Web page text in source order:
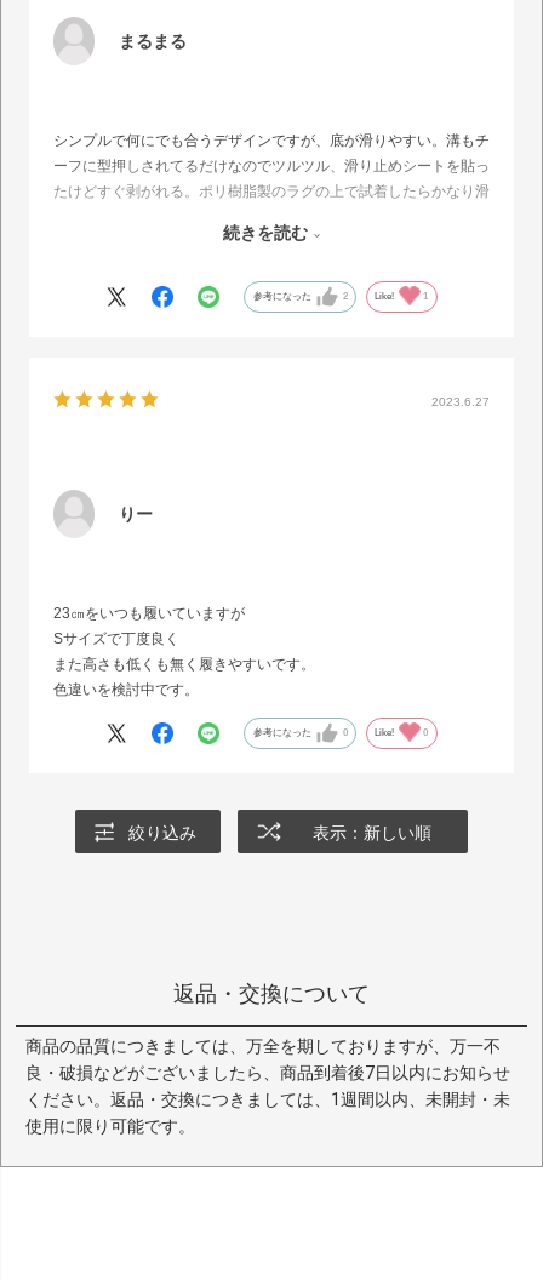
まるまる
シンプルで何にでも合うデザインですが、底が滑りやすい。溝もチ
ーフに型押しされてるだけなのでツルツル、滑り止めシートを貼っ
たけどすぐ剥がれる。ポリ樹脂製のラグの上で試着したらかなり滑
いてない。サンダルは23?23.5センチのサイズを履いているが、甲
作りです。
続きを読む
参考になった 2 Like! 1
2023.6.27
りー
23㎝をいつも履いていますが
Sサイズで丁度良く
また高さも低くも無く履きやすいです。
色違いを検討中です。
参考になった 0 Like! 0
絞り込み 表示：新しい順
返品・交換について
商品の品質につきましては、万全を期しておりますが、万一不
良・破損などがございましたら、商品到着後7日以内にお知らせ
ください。返品・交換につきましては、1週間以内、未開封・未
使用に限り可能です。